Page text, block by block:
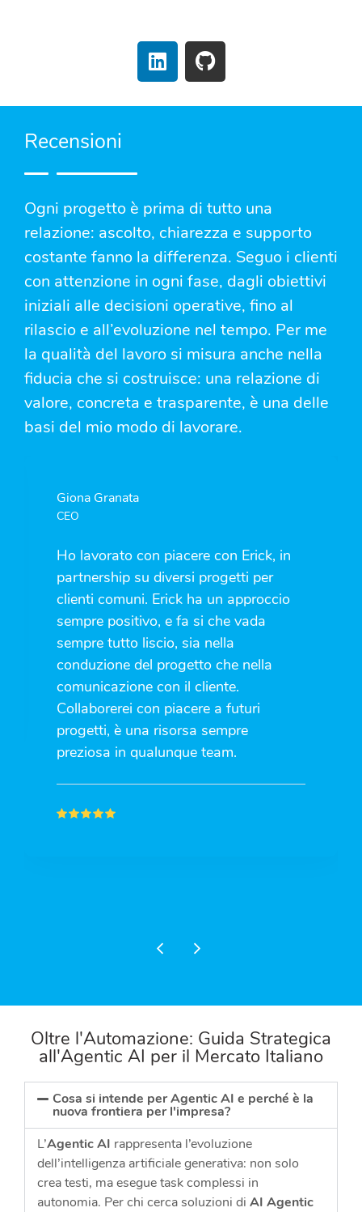
Recensioni
Ogni progetto è prima di tutto una
relazione: ascolto, chiarezza e supporto
costante fanno la differenza. Seguo i clienti
con attenzione in ogni fase, dagli obiettivi
iniziali alle decisioni operative, fino al
rilascio e all’evoluzione nel tempo. Per me
la qualità del lavoro si misura anche nella
fiducia che si costruisce: una relazione di
valore, concreta e trasparente, è una delle
basi del mio modo di lavorare.
Giona Granata
CEO
Ho lavorato con piacere con Erick, in
partnership su diversi progetti per
clienti comuni. Erick ha un approccio
sempre positivo, e fa si che vada
sempre tutto liscio, sia nella
conduzione del progetto che nella
comunicazione con il cliente.
Collaborerei con piacere a futuri
progetti, è una risorsa sempre
preziosa in qualunque team.
Oltre l'Automazione: Guida Strategica
all'Agentic AI per il Mercato Italiano
Cosa si intende per Agentic AI e perché è la
nuova frontiera per l'impresa?
L’Agentic AI rappresenta l’evoluzione
dell’intelligenza artificiale generativa: non solo
crea testi, ma esegue task complessi in
autonomia. Per chi cerca soluzioni di AI Agentic